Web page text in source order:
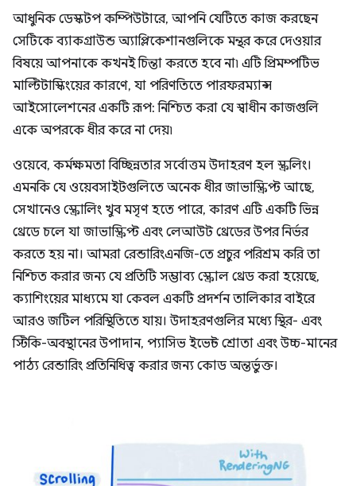
আধুনিক ডেস্কটপ কম্পিউটারে, আপনি যেটিতে কাজ করছেন
সেটিকে ব্যাকগ্রাউন্ড অ্যাপ্লিকেশানগুলিকে মন্থর করে দেওয়ার
বিষয়ে আপনাকে কখনই চিন্তা করতে হবে না৷ এটি প্রিমম্পটিভ
মাল্টিটাস্কিংয়ের কারণে, যা পরিণতিতে পারফরম্যান্স
আইসোলেশনের একটি রূপ: নিশ্চিত করা যে স্বাধীন কাজগুলি
একে অপরকে ধীর করে না দেয়৷
ওয়েবে, কর্মক্ষমতা বিচ্ছিন্নতার সর্বোত্তম উদাহরণ হল স্ক্রলিং।
এমনকি যে ওয়েবসাইটগুলিতে অনেক ধীর জাভাস্ক্রিপ্ট আছে,
সেখানেও স্ক্রোলিং খুব মসৃণ হতে পারে, কারণ এটি একটি ভিন্ন
থ্রেডে চলে যা জাভাস্ক্রিপ্ট এবং লেআউট থ্রেডের উপর নির্ভর
করতে হয় না। আমরা রেন্ডারিংএনজি-তে প্রচুর পরিশ্রম করি তা
নিশ্চিত করার জন্য যে প্রতিটি সম্ভাব্য স্ক্রোল থ্রেড করা হয়েছে,
ক্যাশিংয়ের মাধ্যমে যা কেবল একটি প্রদর্শন তালিকার বাইরে
আরও জটিল পরিস্থিতিতে যায়। উদাহরণগুলির মধ্যে স্থির- এবং
স্টিকি-অবস্থানের উপাদান, প্যাসিভ ইভেন্ট শ্রোতা এবং উচ্চ-মানের
পাঠ্য রেন্ডারিং প্রতিনিধিত্ব করার জন্য কোড অন্তর্ভুক্ত।